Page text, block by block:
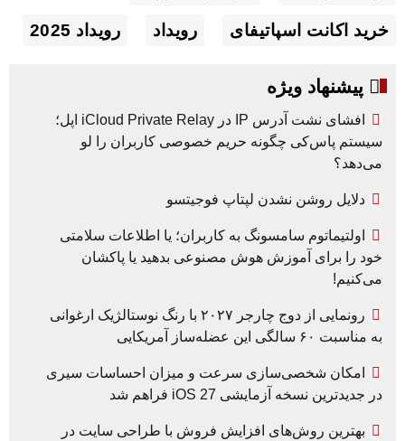
خرید اکانت اسپاتیفای رویداد رویداد 2025
پیشنهاد ویژه
افشای نشت آدرس IP در iCloud Private Relay اپل؛
سیستم پاس‌کی چگونه حریم خصوصی کاربران را لو
می‌دهد؟
دلایل روشن نشدن لپتاپ فوجیتسو
اولتیماتوم سامسونگ به کاربران؛ یا اطلاعات سلامتی
خود را برای آموزش هوش مصنوعی بدهید یا پاکشان
می‌کنیم!
رونمایی از دوج چارجر ۲۰۲۷ با رنگ نوستالژیک ارغوانی
به مناسبت ۶۰ سالگی این عضله‌ساز آمریکایی
امکان شخصی‌سازی سرعت و میزان احساسات سیری
در جدیدترین نسخه آزمایشی iOS 27 فراهم شد
بهترین روش‌های افزایش فروش با طراحی سایت در